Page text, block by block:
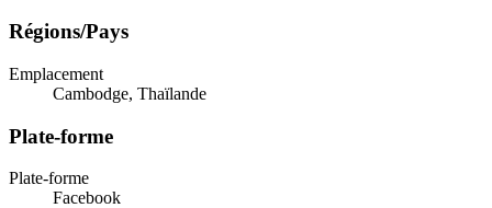
Régions/Pays
Emplacement
Cambodge, Thaïlande
Plate-forme
Plate-forme
Facebook